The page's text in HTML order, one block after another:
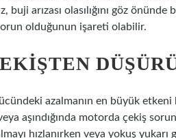
buji arızası olasılığını göz
olduğunun işareti olabilir.
azalmanın en büyük
aşındığında motorda çekiş
hızlanırken veya yokuş